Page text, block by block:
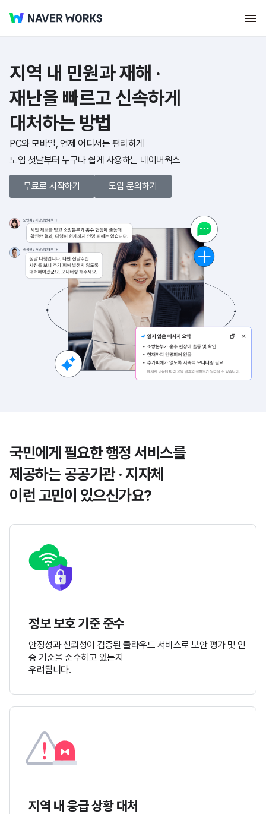
지역 내 민원과 재해 ·
재난을 빠르고 신속하게
대처하는 방법
PC와 모바일, 언제 어디서든 편리하게
도입 첫날부터 누구나 쉽게 사용하는 네이버웍스
무료로 시작하기 도입 문의하기
국민에게 필요한 행정 서비스를
제공하는 공공기관 · 지자체
이런 고민이 있으신가요?
정보 보호 기준 준수
안정성과 신뢰성이 검증된 클라우드 서비스로 보안 평가 및 인
증 기준을 준수하고 있는지
우려됩니다.
지역 내 응급 상황 대처